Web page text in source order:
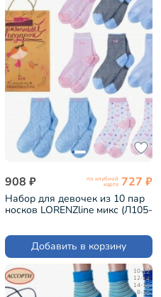
908 ₽ по клубной
карте 727 ₽
Набор для девочек из 10 пар
носков LORENZline микс (Л105-
Добавить в корзину
10-12
12-14
14-16
8-10